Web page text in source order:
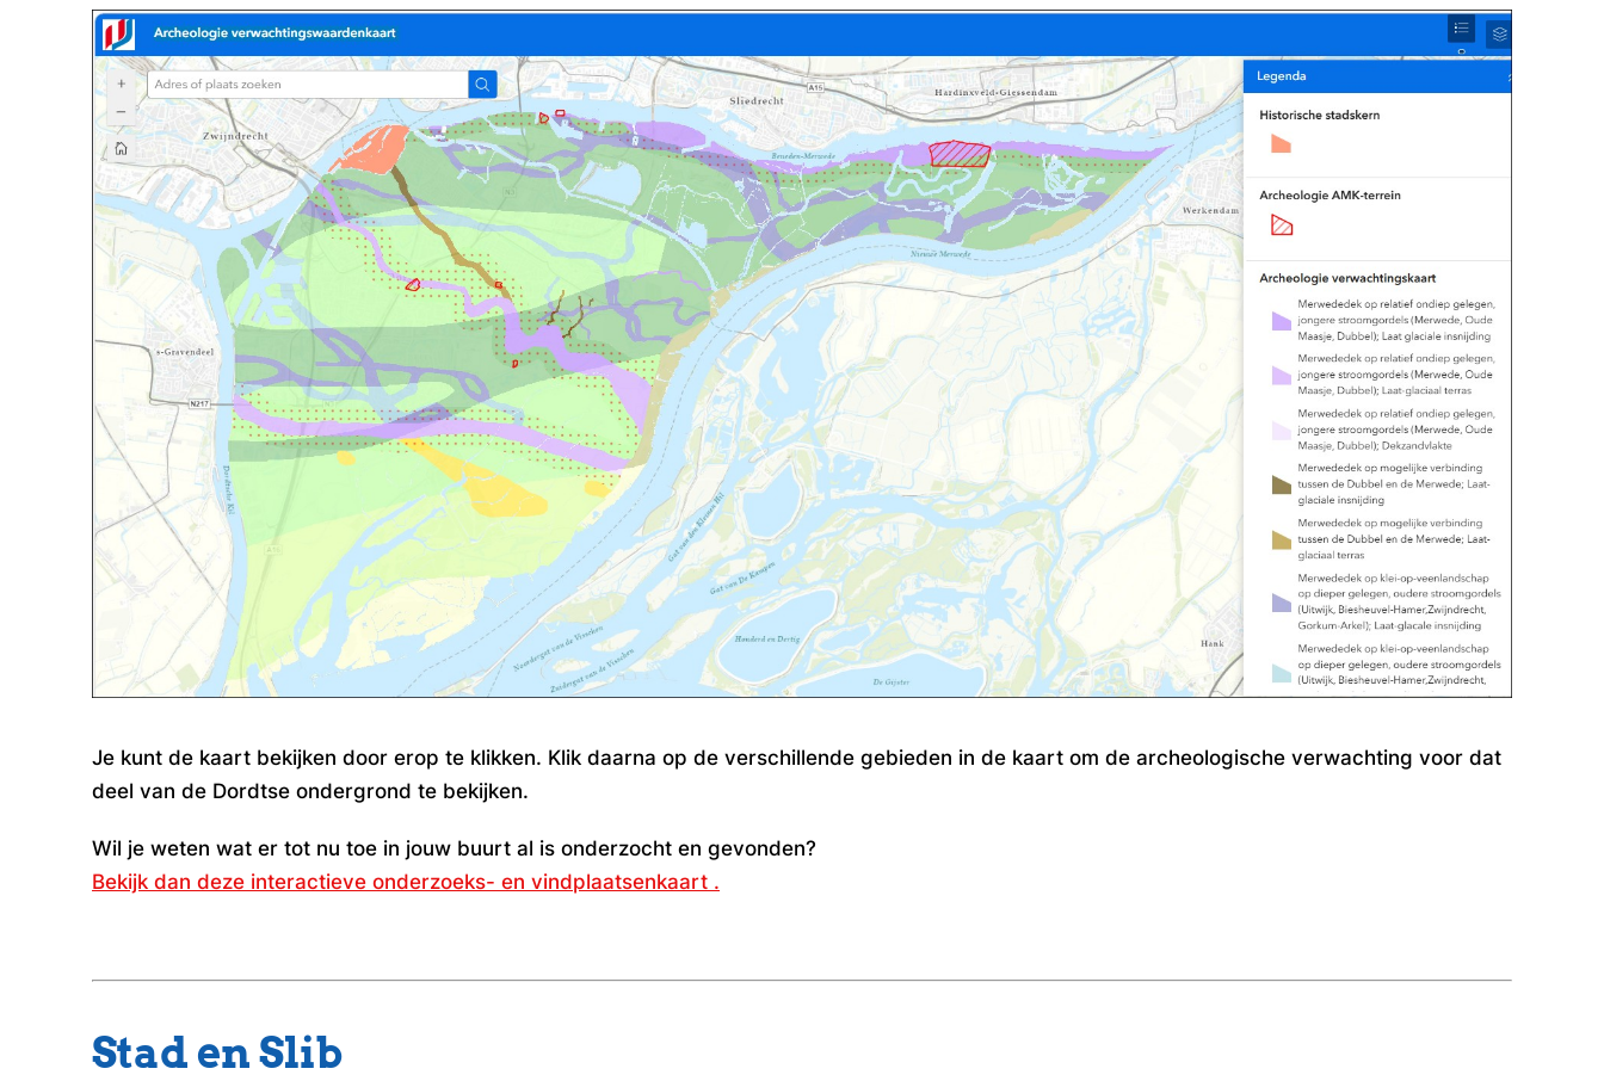
Je kunt de kaart bekijken door erop te klikken. Klik daarna op de verschillende gebieden in de kaart om de archeologische verwachting voor dat
deel van de Dordtse ondergrond te bekijken.
Wil je weten wat er tot nu toe in jouw buurt al is onderzocht en gevonden?
Bekijk dan deze interactieve onderzoeks- en vindplaatsenkaart .
Stad en Slib